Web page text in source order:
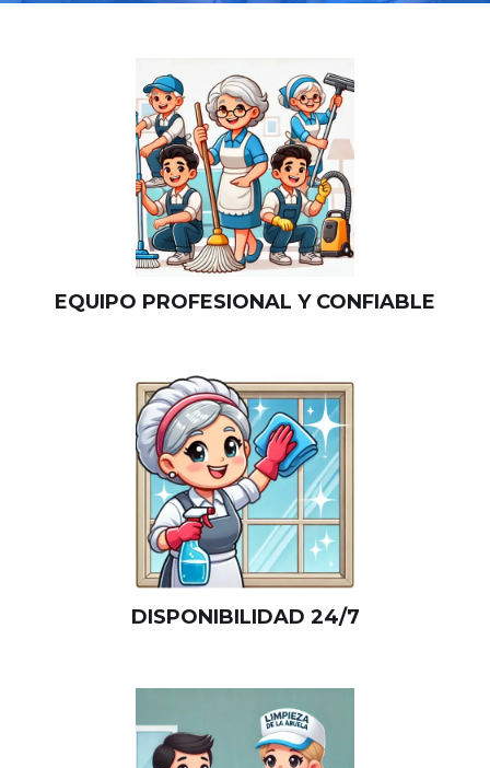
EQUIPO PROFESIONAL Y CONFIABLE
DISPONIBILIDAD 24/7